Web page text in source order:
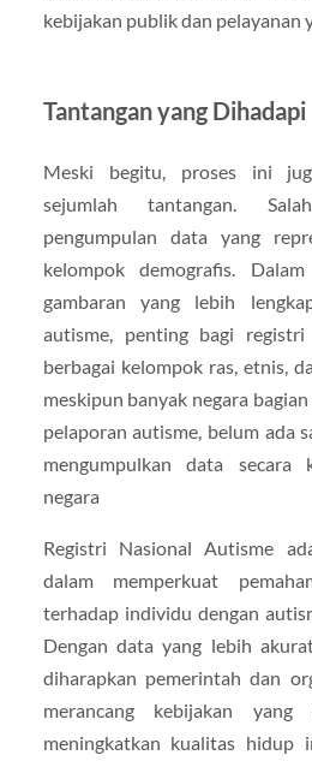
kebijakan publik dan pelayanan
Tantangan yang Dihadapi
Meski begitu, proses ini
sejumlah tantangan.
pengumpulan data yang
kelompok demografis.
gambaran yang lebih
autisme, penting bagi
berbagai kelompok ras, etnis,
meskipun banyak negara
pelaporan autisme, belum ada
mengumpulkan data secara
negara
Registri Nasional Autisme
dalam memperkuat
terhadap individu dengan
Dengan data yang lebih
diharapkan pemerintah dan
merancang kebijakan
meningkatkan kualitas hidup